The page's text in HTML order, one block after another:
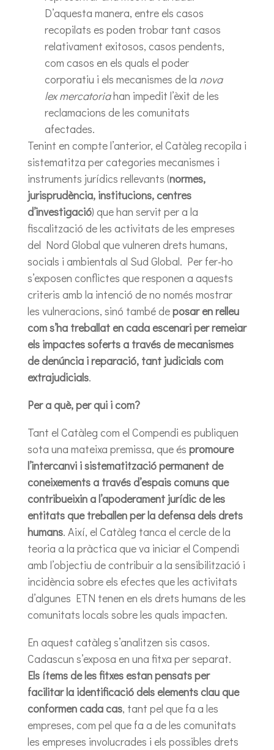
D’aquesta manera, entre els casos
recopilats es poden trobar tant casos
relativament exitosos, casos pendents,
com casos en els quals el poder
corporatiu i els mecanismes de la nova
lex mercatoriahan impedit l’èxit de les
reclamacions de les comunitats
afectades.
Tenint en compte l’anterior, el Catàleg recopila i
sistematitza per categories mecanismes i
instruments jurídics rellevants (normes,
jurisprudència, institucions, centres
d’investigació) que han servit per a la
fiscalització de les activitats de les empreses
del Nord Global que vulneren drets humans,
socials i ambientals al Sud Global. Per fer-ho
s’exposen conflictes que responen a aquests
criteris amb la intenció de no només mostrar
les vulneracions, sinó també deposar en relleu
com s’ha treballat en cada escenari per remeiar
els impactes soferts a través de mecanismes
de denúncia i reparació, tant judicials com
extrajudicials.
Per a què, per qui i com?
Tant el Catàleg com el Compendi es publiquen
sota una mateixa premissa, que és promoure
l’intercanvi i sistematització permanent de
coneixements a través d’espais comuns que
contribueixin a l’apoderament jurídic de les
entitats que treballen per la defensa dels drets
humans. Així, el Catàleg tanca el cercle de la
teoria a la pràctica que va iniciar el Compendi
amb l’objectiu de contribuir a la sensibilització i
incidència sobre els efectes que les activitats
d’algunes ETN tenen en els drets humans de les
comunitats locals sobre les quals impacten.
En aquest catàleg s’analitzen sis casos.
Cadascun s’exposa en una fitxa per separat.
Els ítems de les fitxes estan pensats per
facilitar la identificació dels elements clau que
conformen cada cas, tant pel que fa a les
empreses, com pel que fa a de les comunitats
les empreses involucrades i els possibles drets